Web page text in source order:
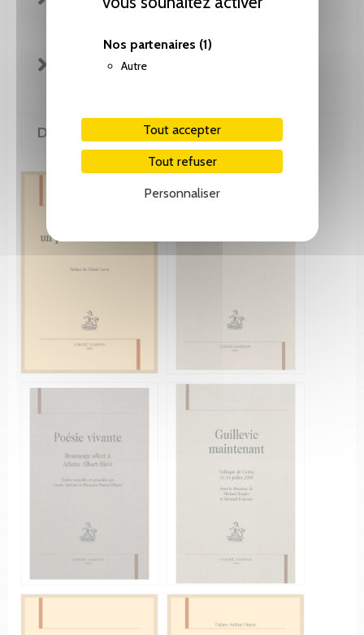
Nos partenaires (1)
Autre
Tout accepter
Tout refuser
Personnaliser
EXTRAITS
DE LA MÊME COLLECTION